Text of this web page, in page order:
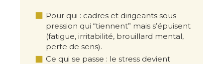
Pour qui : cadres et dirigeants sous
pression qui “tiennent” mais s’épuisent
(fatigue, irritabilité, brouillard mental,
perte de sens).
Ce qui se passe : le stress devient